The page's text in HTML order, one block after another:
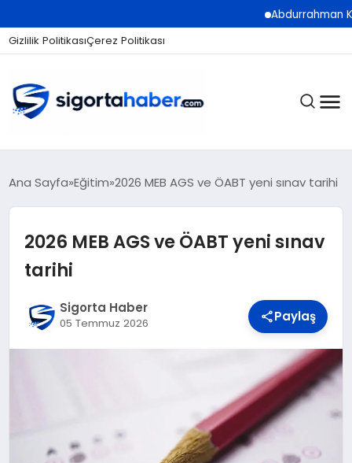
Abdurrahman Köse:
Gizlilik PolitikasıÇerez Politikası
SIGORTA
BES / HAYAT
Ana Sayfa Eğitim 2026 MEB AGS ve ÖABT yeni sınav tarihi
2026 MEB AGS ve ÖABT yeni sınav
tarihi
Sigorta Haber
05 Temmuz 2026 Paylaş